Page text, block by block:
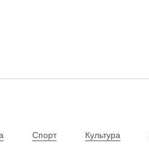
Спорт Культура